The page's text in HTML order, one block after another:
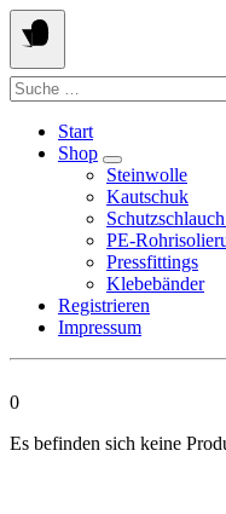
Springen
Sie
zum
Inhalt
Suchen
nach:
Start
Shop
Steinwolle
Kautschuk
PE-
Pressfittings
Klebebänder
Registrieren
Impressum
0
Es befinden sich keine